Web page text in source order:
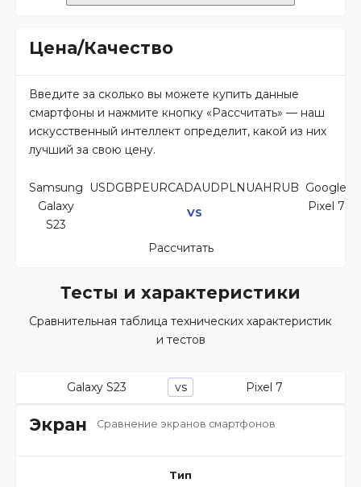
Цена/Качество
Введите за сколько вы можете купить данные
смартфоны и нажмите кнопку «Рассчитать» — наш
искусственный интеллект определит, какой из них
лучший за свою цену.
Samsung
Galaxy
S23
USDGBPEURCADAUDPLNUAHRUB
VS
Google
Pixel 7
Рассчитать
Тесты и характеристики
Сравнительная таблица технических характеристик
и тестов
Galaxy S23 vs Pixel 7
Экран Сравнение экранов смартфонов
Тип